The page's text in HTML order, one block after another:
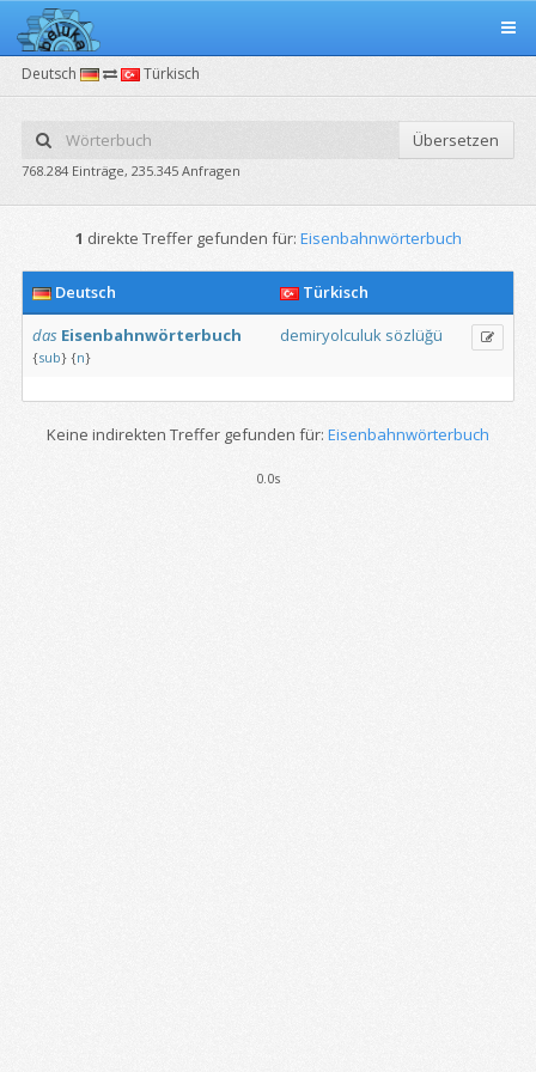
Deutsch Türkisch
Übersetzen
768.284 Einträge, 235.345 Anfragen
1 direkte Treffer gefunden für: Eisenbahnwörterbuch
Deutsch
Türkisch
das Eisenbahnwörterbuch
{sub} {n}
demiryolculuk sözlüğü
Keine indirekten Treffer gefunden für: Eisenbahnwörterbuch
0.0s